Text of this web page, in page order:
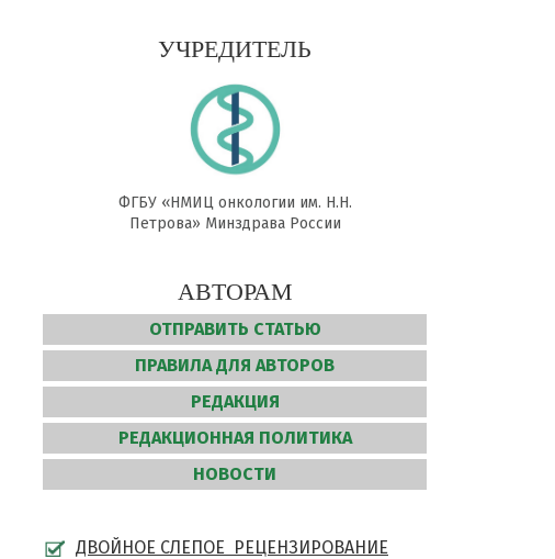
УЧРЕДИТЕЛЬ
ФГБУ «НМИЦ онкологии им. Н.Н.
Петрова» Минздрава России
АВТОРАМ
ОТПРАВИТЬ СТАТЬЮ
ПРАВИЛА ДЛЯ АВТОРОВ
РЕДАКЦИЯ
РЕДАКЦИОННАЯ ПОЛИТИКА
НОВОСТИ
ДВОЙНОЕ СЛЕПОЕ РЕЦЕНЗИРОВАНИЕ